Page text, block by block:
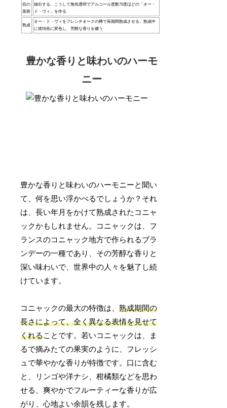
目の
蒸留
抽出する。こうして無色透明でアルコール度数70度ほどの「オー・
ド・ヴィ」を作る
熟成
オー・ド・ヴィをフレンチオークの樽で長期間熟成させる。熟成中
に琥珀色に変色し、芳醇な香りを纏う
豊かな香りと味わいのハーモ
ニー
豊かな香りと味わいのハーモニーと聞い
て、何を思い浮かべるでしょうか？それ
は、長い年月をかけて熟成されたコニャ
ックかもしれません。コニャックは、フ
ランスのコニャック地方で作られるブラ
ンデーの一種であり、その芳醇な香りと
深い味わいで、世界中の人々を魅了し続
けています。
コニャックの最大の特徴は、熟成期間の
長さによって、全く異なる表情を見せて
くれることです。若いコニャックは、ま
るで摘みたての果実のように、フレッシ
ュで華やかな香りが特徴です。口に含む
と、リンゴや洋ナシ、柑橘類などを思わ
せる、爽やかでフルーティーな香りが広
がり、心地よい余韻を残します。